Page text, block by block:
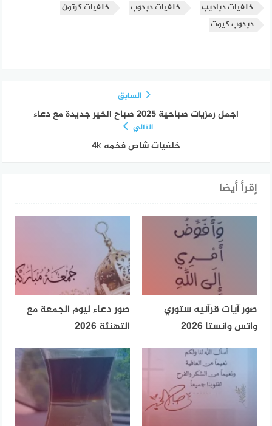
خلفيات دباديب خلفيات دبدوب
خلفيات كرتون
دبدوب كيوت
السابق
اجمل رمزيات صباحية 2025 صباح الخير جديدة مع دعاء
التالي
خلفيات شاص فخمه 4k
إقرأ أيضا
صور آيات قرآنيه ستوري
واتس وانستا 2026
صور دعاء ليوم الجمعة مع
التهنئة 2026